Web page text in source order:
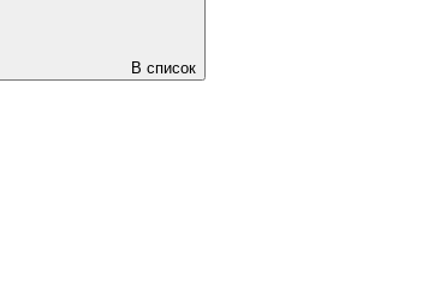
В список